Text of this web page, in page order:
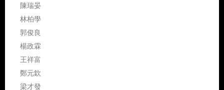
陳瑞晏
林柏學
郭俊良
楊政霖
王祥富
鄭元欽
梁才發